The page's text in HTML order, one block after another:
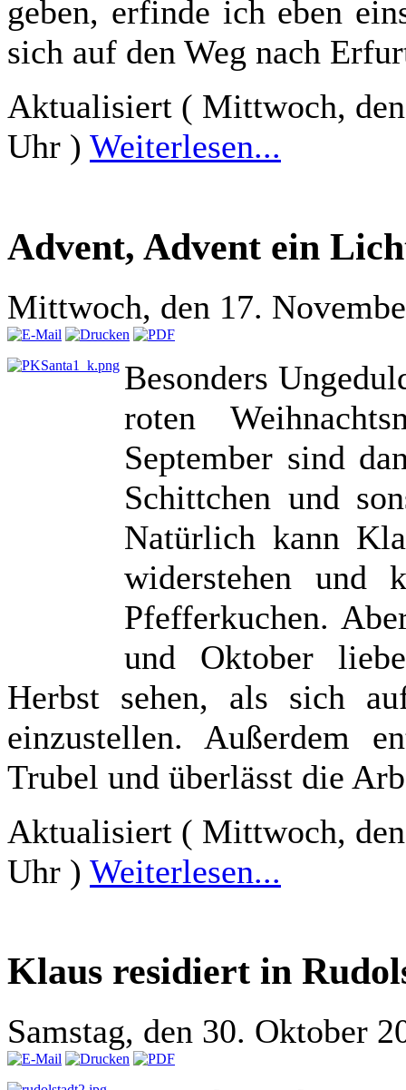
geben, erfinde ich eben
sich auf den Weg nach
Aktualisiert ( Mittwoch,
Uhr ) Weiterlesen...
Advent, Advent ein
Mittwoch, den 17.
Besonders
roten
September sind
Schittchen und
Natürlich kann
widerstehen und
Pfefferkuchen.
und Oktober
Herbst sehen, als sich
einzustellen. Außerdem
Trubel und überlässt die
Aktualisiert ( Mittwoch,
Uhr ) Weiterlesen...
Klaus residiert in
Samstag, den 30. Oktober